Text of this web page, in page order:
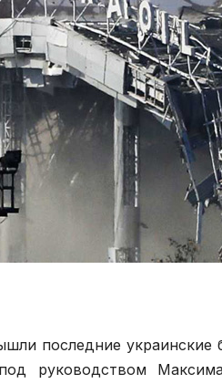
последние украинские
руководством